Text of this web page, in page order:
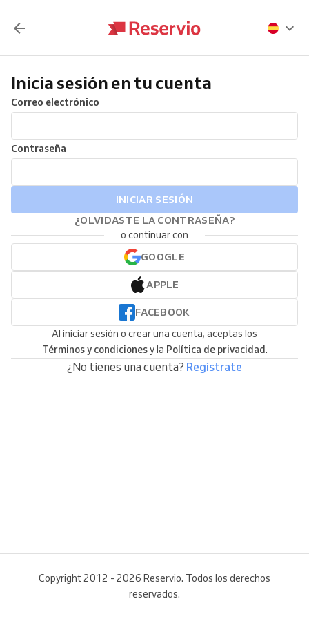
Inicia sesión en tu cuenta
Correo electrónico
Contraseña
INICIAR SESIÓN
¿OLVIDASTE LA CONTRASEÑA?
o continuar con
GOOGLE
APPLE
FACEBOOK
Al iniciar sesión o crear una cuenta, aceptas los
Términos y condicionesy la Política de privacidad.
¿No tienes una cuenta? Regístrate
Copyright 2012 - 2026 Reservio. Todos los derechos
reservados.